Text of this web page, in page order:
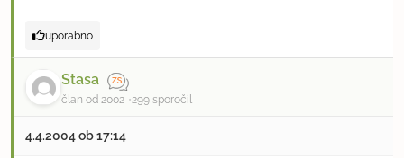
uporabno
Stasa
član od 2002 299 sporočil
4.4.2004 ob 17:14